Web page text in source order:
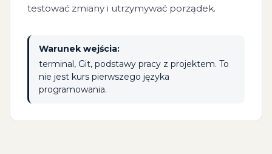
testować zmiany i utrzymywać porządek.
Warunek wejścia:
terminal, Git, podstawy pracy z projektem. To
nie jest kurs pierwszego języka
programowania.